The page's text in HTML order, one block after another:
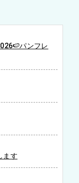
パンフレ
ます